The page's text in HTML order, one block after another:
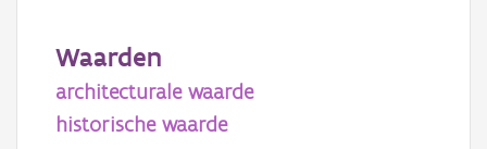
Waarden
architecturale waarde
historische waarde